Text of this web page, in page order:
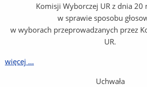
Komisji Wyborczej UR z dnia 20
w sprawie sposobu
w wyborach przeprowadzanych przez
UR.
więcej ...
Uchwała